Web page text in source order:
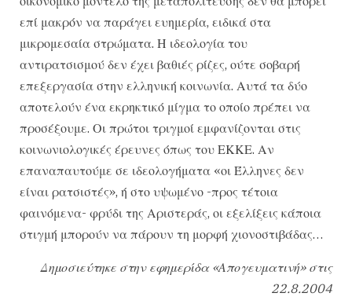
επί μακρόν να παράγει ευημερία, ειδικά στα
μικρομεσαία στρώματα. Η ιδεολογία του
αντιρατσισμού δεν έχει βαθιές ρίζες, ούτε σοβαρή
επεξεργασία στην ελληνική κοινωνία. Αυτά τα δύο
αποτελούν ένα εκρηκτικό μίγμα το οποίο πρέπει να
προσέξουμε. Οι πρώτοι τριγμοί εμφανίζονται στις
κοινωνιολογικές έρευνες όπως του ΕΚΚΕ. Αν
επαναπαυτούμε σε ιδεολογήματα «οι Έλληνες δεν
είναι ρατσιστές», ή στο υψωμένο -προς τέτοια
φαινόμενα- φρύδι της Αριστεράς, οι εξελίξεις κάποια
στιγμή μπορούν να πάρουν τη μορφή χιονοστιβάδας…
Δημοσιεύτηκε στην εφημερίδα «Απογευματινή» στις
22.8.2004